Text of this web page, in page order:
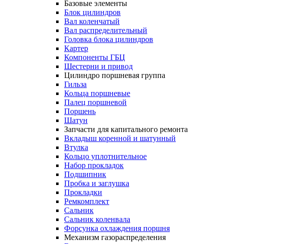
Базовые элементы
Блок цилиндров
Вал коленчатый
Вал распределительный
Головка блока цилиндров
Картер
Компоненты ГБЦ
Шестерни и привод
Цилиндро поршневая группа
Гильза
Кольца поршневые
Палец поршневой
Поршень
Шатун
Запчасти для капитального ремонта
Вкладыш коренной и шатунный
Втулка
Кольцо уплотнительное
Набор прокладок
Подшипник
Пробка и заглушка
Прокладки
Ремкомплект
Сальник
Сальник коленвала
Форсунка охлаждения поршня
Механизм газораспределения